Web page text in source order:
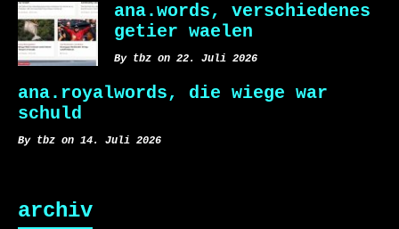
ana.words, verschiedenes
getier waelen
By tbz on 22. Juli 2026
ana.royalwords, die wiege war
schuld
By tbz on 14. Juli 2026
archiv